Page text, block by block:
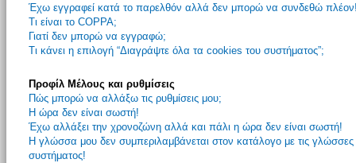
Έχω εγγραφεί κατά το παρελθόν αλλά δεν μπορώ να συνδεθώ
Τι είναι το COPPA;
Γιατί δεν μπορώ να εγγραφώ;
Τι κάνει η επιλογή “Διαγράψτε όλα τα cookies του συστήματος”;
Προφίλ Μέλους και ρυθμίσεις
Πώς μπορώ να αλλάξω τις ρυθμίσεις μου;
Η ώρα δεν είναι σωστή!
Έχω αλλάξει την χρονοζώνη αλλά και πάλι η ώρα δεν είναι σωστή!
Η γλώσσα μου δεν συμπεριλαμβάνεται στον κατάλογο με τις γλώσσες
συστήματος!